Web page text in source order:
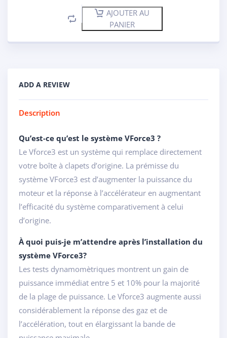
AJOUTER AU
PANIER
ADD A REVIEW
Description
Qu’est-ce qu’est le système VForce3 ?
Le Vforce3 est un système qui remplace directement
votre boîte à clapets d’origine. La prémisse du
système VForce3 est d’augmenter la puissance du
moteur et la réponse à l’accélérateur en augmentant
l’efficacité du système comparativement à celui
d’origine.
À quoi puis-je m’attendre après l’installation du
système VForce3?
Les tests dynamomètriques montrent un gain de
puissance immédiat entre 5 et 10% pour la majorité
de la plage de puissance. Le Vforce3 augmente aussi
considérablement la réponse des gaz et de
l’accélération, tout en élargissant la bande de